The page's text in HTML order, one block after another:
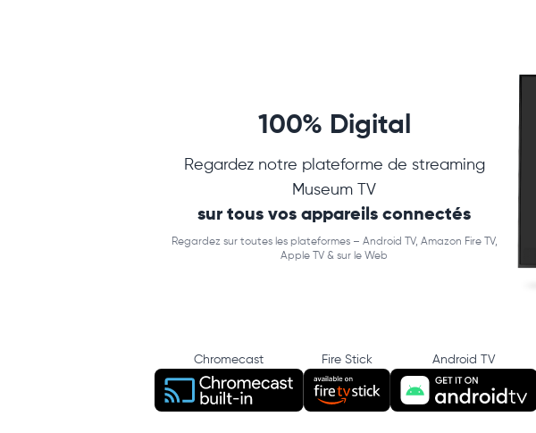
100% Digital
Regardez notre plateforme de streaming
Museum TV
sur tous vos appareils connectés
Regardez sur toutes les plateformes – Android TV, Amazon Fire TV,
Apple TV & sur le Web
Chromecast Fire Stick Android TV